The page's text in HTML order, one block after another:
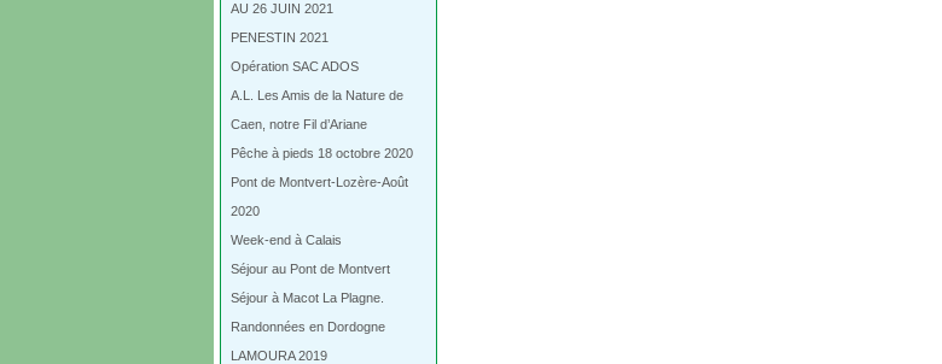
AU 26 JUIN 2021
PENESTIN 2021
Opération SAC ADOS
A.L. Les Amis de la Nature de
Caen, notre Fil d’Ariane
Pêche à pieds 18 octobre 2020
Pont de Montvert-Lozère-Août
2020
Week-end à Calais
Séjour au Pont de Montvert
Séjour à Macot La Plagne.
Randonnées en Dordogne
LAMOURA 2019